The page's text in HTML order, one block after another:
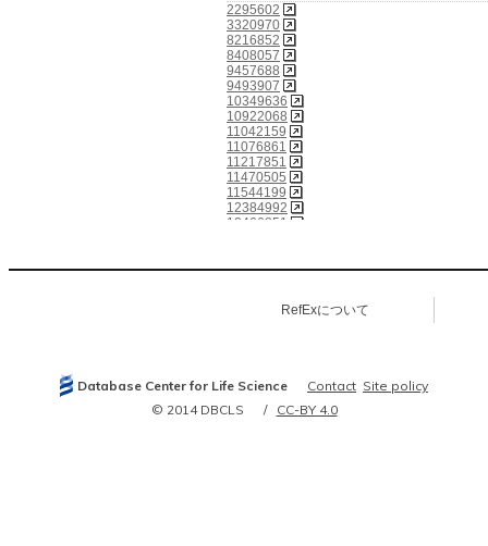
2295602
3320970
8216852
8408057
9457688
9493907
10349636
10922068
11042159
11076861
11217851
11470505
11544199
12384992
12466851
12520002
16141072
19995400
21159867
21267068
RefExについて
Database Center for Life Science Contact Site policy
© 2014 DBCLS
CC-BY 4.0